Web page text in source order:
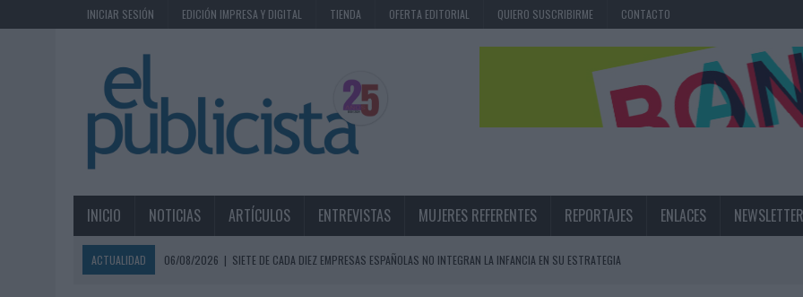
INICIAR SESIÓN EDICIÓN IMPRESA Y DIGITAL TIENDA OFERTA EDITORIAL QUIERO SUSCRIBIRME CONTACTO
INICIO NOTICIAS ARTÍCULOS ENTREVISTAS MUJERES REFERENTES REPORTAJES ENLACES NEWSLETTER
ACTUALIDAD 06/08/2026 | SIETE DE CADA DIEZ EMPRESAS ESPAÑOLAS NO INTEGRAN LA INFANCIA EN SU ESTRATEGIA